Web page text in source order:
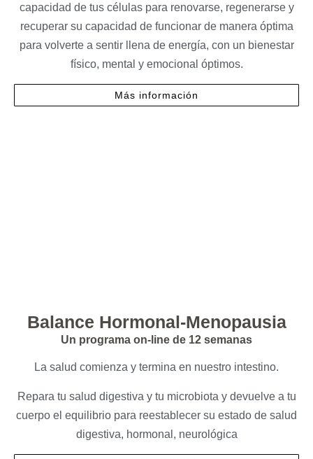
capacidad de tus células para renovarse, regenerarse y
recuperar su capacidad de funcionar de manera óptima
para volverte a sentir llena de energía, con un bienestar
físico, mental y emocional óptimos.
Más información
Balance Hormonal-Menopausia
Un programa on-line de 12 semanas
La salud comienza y termina en nuestro intestino.
Repara tu salud digestiva y tu microbiota y devuelve a tu
cuerpo el equilibrio para reestablecer su estado de salud
digestiva, hormonal, neurológica